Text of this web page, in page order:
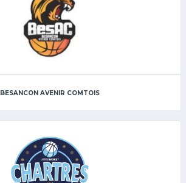
BESANCON AVENIR COMTOIS